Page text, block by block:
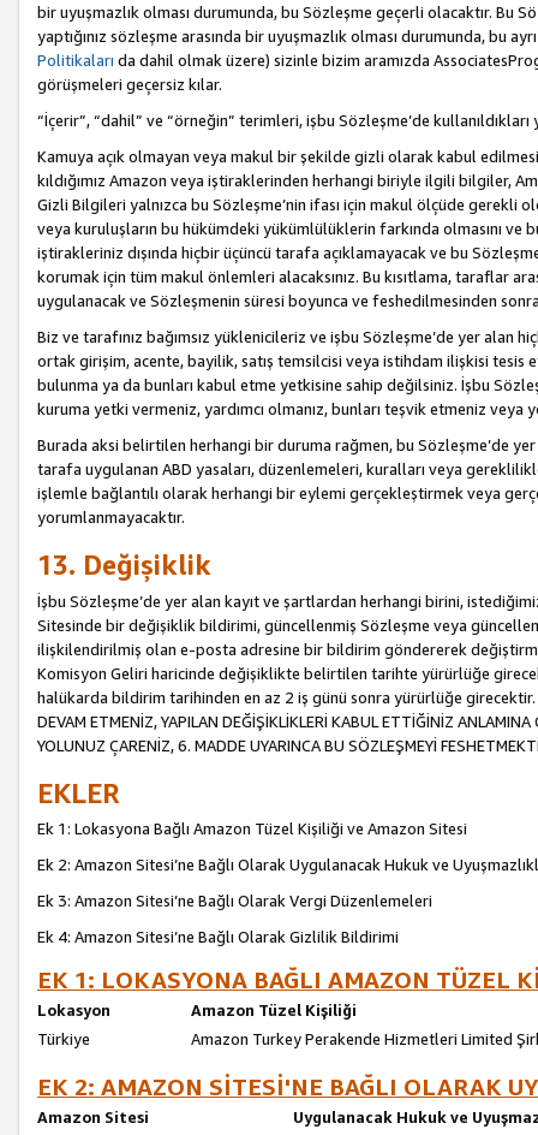
bir uyuşmazlık olması durumunda, bu Sözleşme geçerli olacaktır. Bu
yaptığınız sözleşme arasında bir uyuşmazlık olması durumunda, bu
Politikaları da dahil olmak üzere) sizinle bizim aramızda
görüşmeleri geçersiz kılar.
“İçerir”, “dahil” ve “örneğin” terimleri, işbu Sözleşme’de
Kamuya açık olmayan veya makul bir şekilde gizli olarak kabul
kıldığımız Amazon veya iştiraklerinden herhangi biriyle ilgili bilgiler,
Gizli Bilgileri yalnızca bu Sözleşme’nin ifası için makul ölçüde gerekli
veya kuruluşların bu hükümdeki yükümlülüklerin farkında olmasını ve
iştirakleriniz dışında hiçbir üçüncü tarafa açıklamayacak ve bu
korumak için tüm makul önlemleri alacaksınız. Bu kısıtlama, taraflar
uygulanacak ve Sözleşmenin süresi boyunca ve feshedilmesinden
Biz ve tarafınız bağımsız yüklenicileriz ve işbu Sözleşme’de yer alan
ortak girişim, acente, bayilik, satış temsilcisi veya istihdam ilişkisi
bulunma ya da bunları kabul etme yetkisine sahip değilsiniz. İşbu
kuruma yetki vermeniz, yardımcı olmanız, bunları teşvik etmeniz
Burada aksi belirtilen herhangi bir duruma rağmen, bu Sözleşme’de
tarafa uygulanan ABD yasaları, düzenlemeleri, kuralları veya
işlemle bağlantılı olarak herhangi bir eylemi gerçekleştirmek veya
yorumlanmayacaktır.
13. Değişiklik
İşbu Sözleşme’de yer alan kayıt ve şartlardan herhangi birini,
Sitesinde bir değişiklik bildirimi, güncellenmiş Sözleşme veya
ilişkilendirilmiş olan e-posta adresine bir bildirim göndererek
Komisyon Geliri haricinde değişiklikte belirtilen tarihte yürürlüğe
halükarda bildirim tarihinden en az 2 iş günü sonra yürürlüğe girecektir.
DEVAM ETMENİZ, YAPILAN DEĞİŞİKLİKLERİ KABUL ETTİĞİNİZ
YOLUNUZ ÇARENİZ, 6. MADDE UYARINCA BU SÖZLEŞMEYİ
EKLER
Ek 1: Lokasyona Bağlı Amazon Tüzel Kişiliği ve Amazon Sitesi
Ek 2: Amazon Sitesi’ne Bağlı Olarak Uygulanacak Hukuk ve
Ek 3: Amazon Sitesi’ne Bağlı Olarak Vergi Düzenlemeleri
Ek 4: Amazon Sitesi’ne Bağlı Olarak Gizlilik Bildirimi
EK 1: LOKASYONA BAĞLI AMAZON TÜZEL
Lokasyon
Amazon Tüzel Kişiliği
Türkiye
Amazon Turkey Perakende Hizmetleri Limited
EK 2: AMAZON SİTESİ'NE BAĞLI OLARAK
Amazon Sitesi
Uygulanacak Hukuk ve